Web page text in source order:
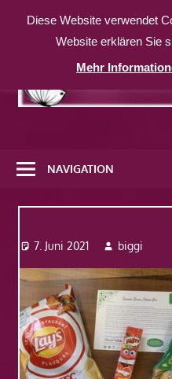
Inhalt
weitere
Website
NAVIGATION
7. Juni 2021 biggi
Diese Website verwendet
Website erklären Sie
Mehr